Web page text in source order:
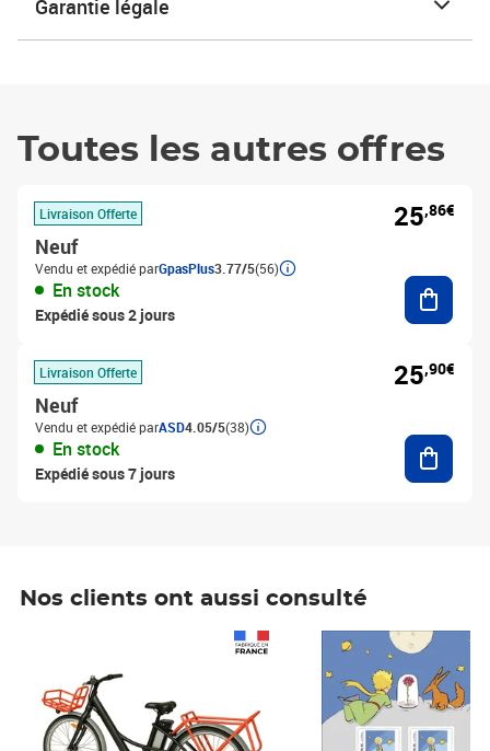
Garantie légale
Toutes les autres offres
Livraison Offerte
Neuf
Vendu et expédié parGpasPlus3.77/5(56)
En stock
Expédié sous 2 jours
25,86€
Livraison Offerte
Neuf
Vendu et expédié parASD4.05/5(38)
En stock
Expédié sous 7 jours
25,90€
Nos clients ont aussi consulté
Prix 7,50€